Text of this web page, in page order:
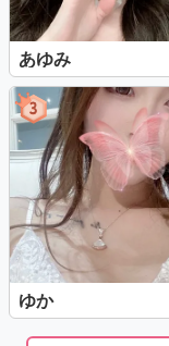
あゆみ
ゆか